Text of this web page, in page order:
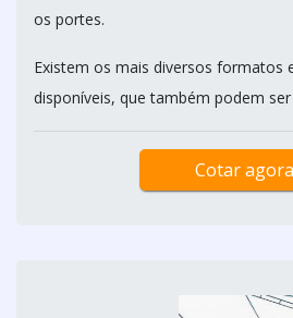
os portes.
Existem os mais diversos formatos
disponíveis, que também podem
Cotar agora